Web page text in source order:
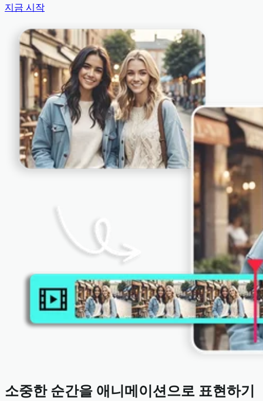
지금 시작
소중한 순간을 애니메이션으로 표현하기